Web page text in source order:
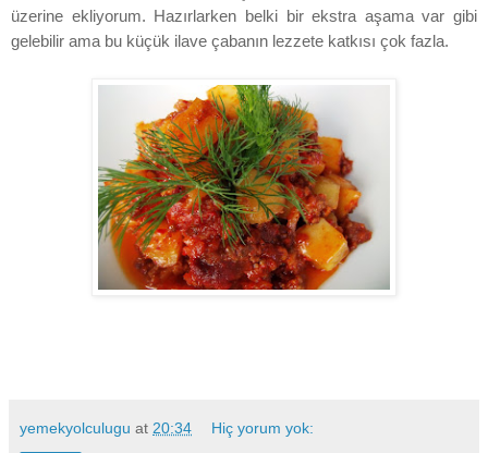
üzerine ekliyorum. Hazırlarken belki bir ekstra aşama var gibi
gelebilir ama bu küçük ilave çabanın lezzete katkısı çok fazla.
yemekyolculugu at 20:34 Hiç yorum yok: